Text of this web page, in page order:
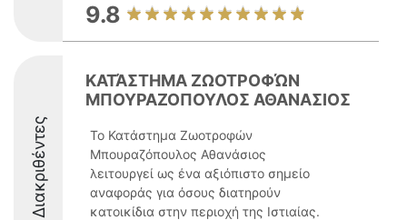
9.8
Διακριθέντες
ΚΑΤΆΣΤΗΜΑ ΖΩΟΤΡΟΦΏΝ
ΜΠΟΥΡΑΖΟΠΟΥΛΟΣ ΑΘΑΝΑΣΙΟΣ
Το Κατάστημα Ζωοτροφών
Μπουραζόπουλος Αθανάσιος
λειτουργεί ως ένα αξιόπιστο σημείο
αναφοράς για όσους διατηρούν
κατοικίδια στην περιοχή της Ιστιαίας.